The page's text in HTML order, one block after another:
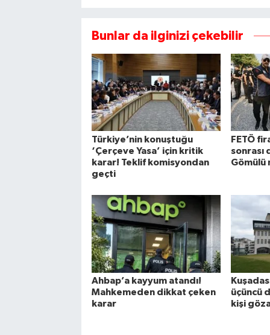
Bunlar da ilginizi çekebilir
Türkiye’nin konuştuğu
‘Çerçeve Yasa’ için kritik
karar! Teklif komisyondan
geçti
FETÖ
sonrası
Gömülü
Ahbap’a kayyum atandı!
Mahkemeden dikkat çeken
karar
üçüncü
kişi